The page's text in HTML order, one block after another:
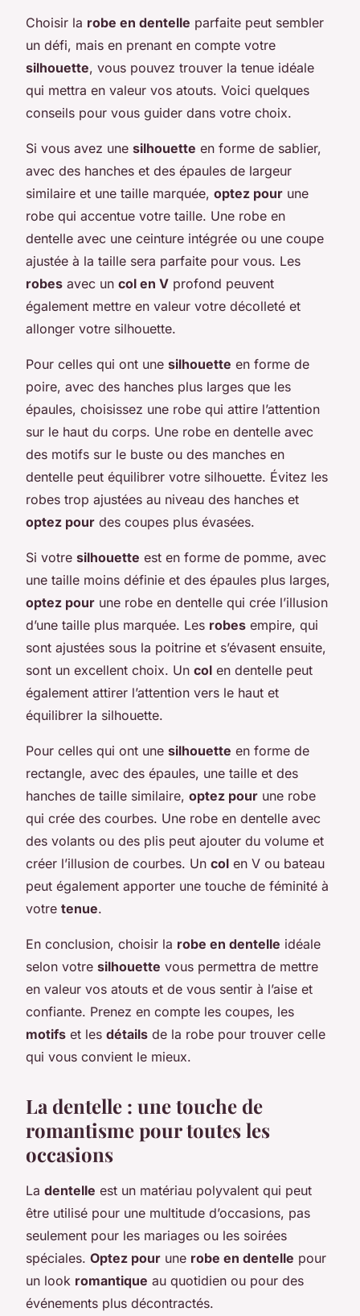
Choisir la robe en dentelle parfaite peut sembler
un défi, mais en prenant en compte votre
silhouette, vous pouvez trouver la tenue idéale
qui mettra en valeur vos atouts. Voici quelques
conseils pour vous guider dans votre choix.
Si vous avez une silhouette en forme de sablier,
avec des hanches et des épaules de largeur
similaire et une taille marquée, optez pour une
robe qui accentue votre taille. Une robe en
dentelle avec une ceinture intégrée ou une coupe
ajustée à la taille sera parfaite pour vous. Les
robes avec un col en V profond peuvent
également mettre en valeur votre décolleté et
allonger votre silhouette.
Pour celles qui ont une silhouette en forme de
poire, avec des hanches plus larges que les
épaules, choisissez une robe qui attire l’attention
sur le haut du corps. Une robe en dentelle avec
des motifs sur le buste ou des manches en
dentelle peut équilibrer votre silhouette. Évitez les
robes trop ajustées au niveau des hanches et
optez pour des coupes plus évasées.
Si votre silhouette est en forme de pomme, avec
une taille moins définie et des épaules plus larges,
optez pour une robe en dentelle qui crée l’illusion
d’une taille plus marquée. Les robes empire, qui
sont ajustées sous la poitrine et s’évasent ensuite,
sont un excellent choix. Un col en dentelle peut
également attirer l’attention vers le haut et
équilibrer la silhouette.
Pour celles qui ont une silhouette en forme de
rectangle, avec des épaules, une taille et des
hanches de taille similaire, optez pour une robe
qui crée des courbes. Une robe en dentelle avec
des volants ou des plis peut ajouter du volume et
créer l’illusion de courbes. Un col en V ou bateau
peut également apporter une touche de féminité à
votre tenue.
En conclusion, choisir la robe en dentelle idéale
selon votre silhouette vous permettra de mettre
en valeur vos atouts et de vous sentir à l’aise et
confiante. Prenez en compte les coupes, les
motifs et les détails de la robe pour trouver celle
qui vous convient le mieux.
La dentelle : une touche de
romantisme pour toutes les
occasions
La dentelle est un matériau polyvalent qui peut
être utilisé pour une multitude d’occasions, pas
seulement pour les mariages ou les soirées
spéciales. Optez pour une robe en dentelle pour
un look romantique au quotidien ou pour des
événements plus décontractés.